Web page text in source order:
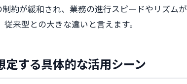
約が緩和され、業務の進行スピードやリズム
来型との大きな違いと言えます。
する具体的な活用シーン